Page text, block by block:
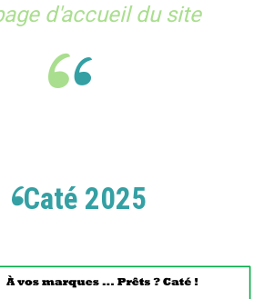
d'accueil du site
Caté 2025